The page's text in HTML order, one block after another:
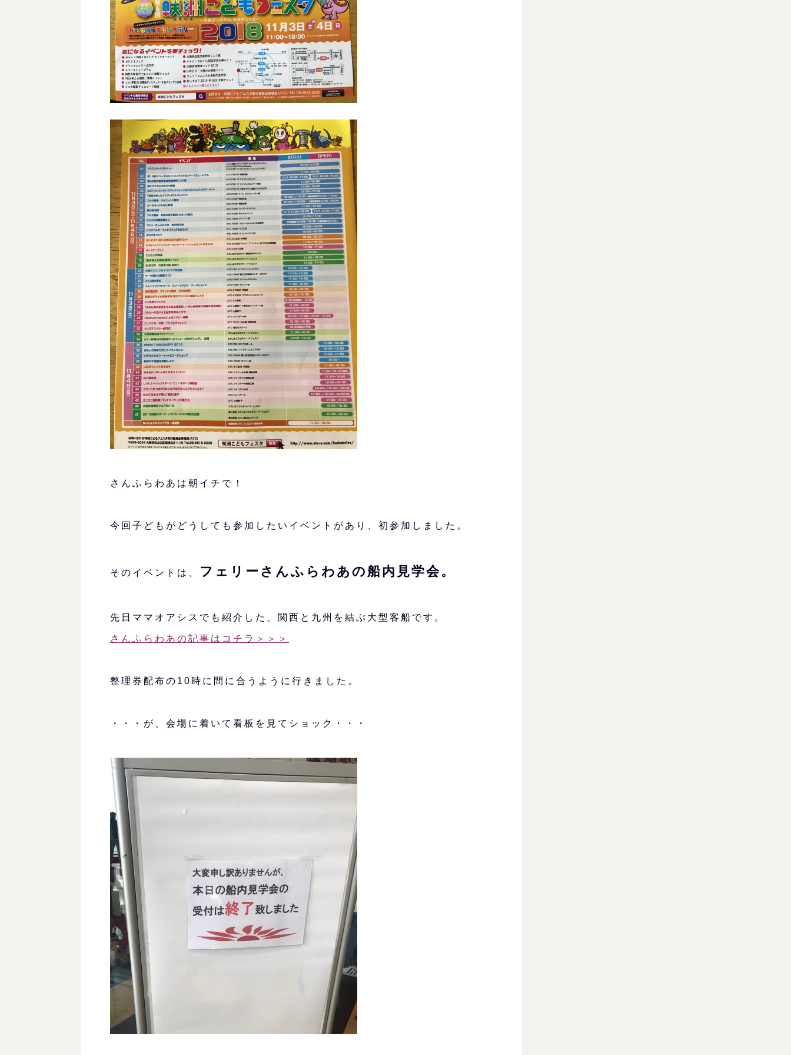
さんふらわあは朝イチで！
今回子どもがどうしても参加したいイベントがあり、初参加しました。
そのイベントは、 フェリーさんふらわあの船内見学会。
先日ママオアシスでも紹介した、関西と九州を結ぶ大型客船です。
さんふらわあの記事はコチラ＞＞＞
整理券配布の10時に間に合うように行きました。
・・・が、会場に着いて看板を見てショック・・・